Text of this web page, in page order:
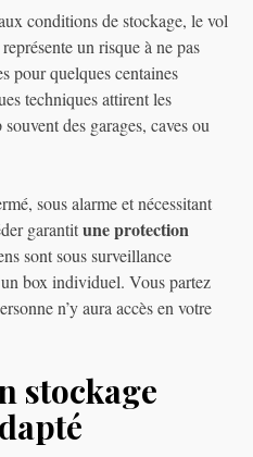
conditions de stockage, le vol
un risque à ne pas
pour quelques centaines
techniques attirent les
des garages, caves ou
sous alarme et nécessitant
garantitune protection
sont sous surveillance
box individuel. Vous partez
n’y aura accès en votre
stockage